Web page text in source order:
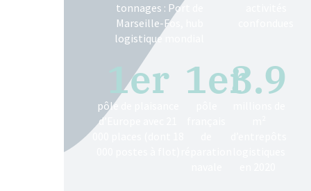
tonnages : Port de
Marseille-Fos, hub
logistique mondial
pôle de plaisance
d’Europe avec 21
1er 1er3.9